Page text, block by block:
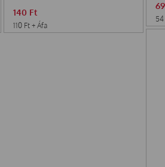
140 Ft
110 Ft + Áfa
69
54